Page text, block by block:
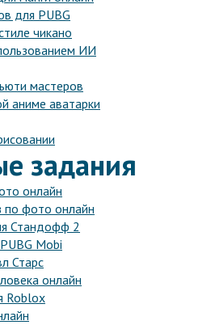
для PUBG
чикано
ИИ
мастеров
аниме аватарки
задания
онлайн
по фото онлайн
Стандофф 2
Mobi
Старс
онлайн
Roblox